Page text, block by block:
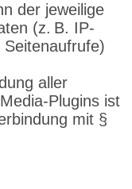
der jeweilige
(z. B. IP-
aller
Plugins ist
mit §